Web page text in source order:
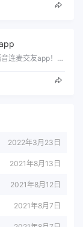
猎游超人气超火爆的游戏约玩、组队开黑、语音连麦交友app！约玩王者荣耀吃鸡热门游戏，围观真实有趣的生活动态，在聊天室语音连麦k歌交友…
2022年3月23日
2021年8月13日
2021年8月12日
2021年8月7日